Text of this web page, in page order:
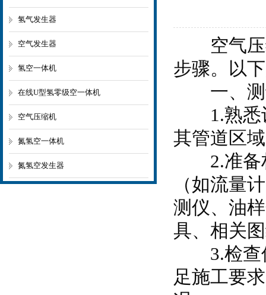
氢气发生器
空气发生器
氢空一体机
在线U型氢零级空一体机
空气压缩机
氮氢空一体机
氮氢空发生器
空气压
步骤。以
一、测
1.熟悉设
其管道区
2.准备材
（如流量
测仪、油
具、相关
3.检查仪
足施工要